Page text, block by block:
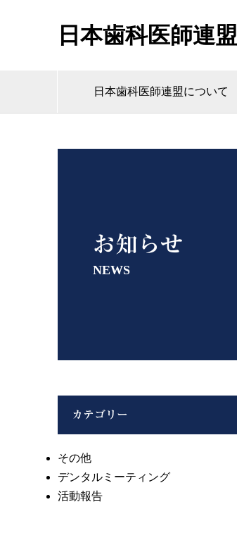
日本歯科医師連盟
日本歯科医師連盟について
お知らせ
NEWS
カテゴリー
その他
デンタルミーティング
活動報告